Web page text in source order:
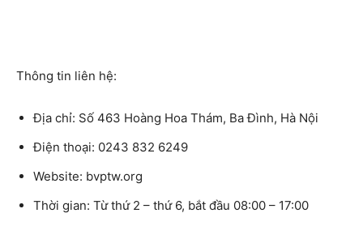
Thông tin liên hệ:
Địa chỉ: Số 463 Hoàng Hoa Thám, Ba Đình, Hà Nội
Điện thoại: 0243 832 6249
Website: bvptw.org
Thời gian: Từ thứ 2 – thứ 6, bắt đầu 08:00 – 17:00